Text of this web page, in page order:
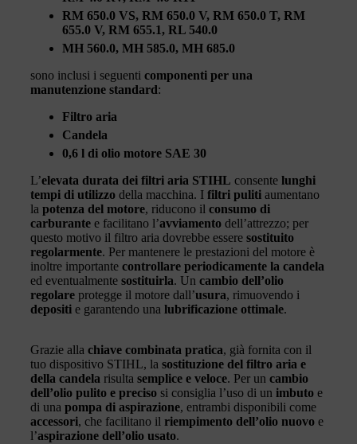
RM 650.0 VS, RM 650.0 V, RM 650.0 T, RM
655.0 V, RM 655.1, RL 540.0
MH 560.0, MH 585.0, MH 685.0
sono inclusi i seguenti componenti per una
manutenzione standard:
Filtro aria
Candela
0,6 l di olio motore SAE 30
L’elevata durata dei filtri aria STIHL consente lunghi
tempi di utilizzo della macchina. I filtri puliti aumentano
la potenza del motore, riducono il consumo di
carburante e facilitano l’avviamento dell’attrezzo; per
questo motivo il filtro aria dovrebbe essere sostituito
regolarmente. Per mantenere le prestazioni del motore è
inoltre importante controllare periodicamente la candela
ed eventualmente sostituirla. Un cambio dell’olio
regolare protegge il motore dall’usura, rimuovendo i
depositi e garantendo una lubrificazione ottimale.
Grazie alla chiave combinata pratica, già fornita con il
tuo dispositivo STIHL, la sostituzione del filtro aria e
della candela risulta semplice e veloce. Per un cambio
dell’olio pulito e preciso si consiglia l’uso di un imbuto e
di una pompa di aspirazione, entrambi disponibili come
accessori, che facilitano il riempimento dell’olio nuovo e
l’aspirazione dell’olio usato.